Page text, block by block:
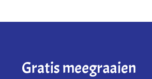
Gratis meegraaien